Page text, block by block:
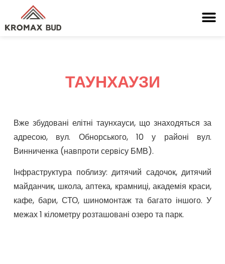
ТАУНХАУЗИ
Вже збудовані елітні таунхауси, що знаходяться за
адресою, вул. Обнорського, 10 у районі вул.
Винниченка (навпроти сервісу БМВ).
Інфраструктура поблизу: дитячий садочок, дитячий
майданчик, школа, аптека, крамниці, академія краси,
кафе, бари, СТО, шиномонтаж та багато іншого. У
межах 1 кілометру розташовані озеро та парк.